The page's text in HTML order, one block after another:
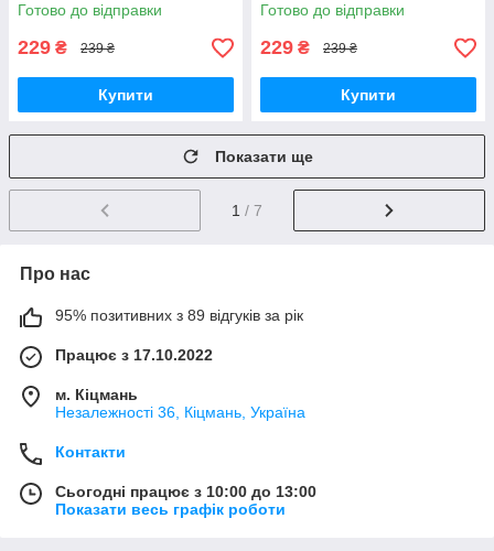
Готово до відправки
229 ₴ 239 ₴
Купити
Готово до відправки
229 ₴ 239 ₴
Купити
Показати ще
1 / 7
Про нас
95% позитивних з 89 відгуків за рік
Працює з 17.10.2022
м. Кіцмань
Незалежності 36, Кіцмань, Україна
Контакти
Сьогодні працює з 10:00 до 13:00
Показати весь графік роботи